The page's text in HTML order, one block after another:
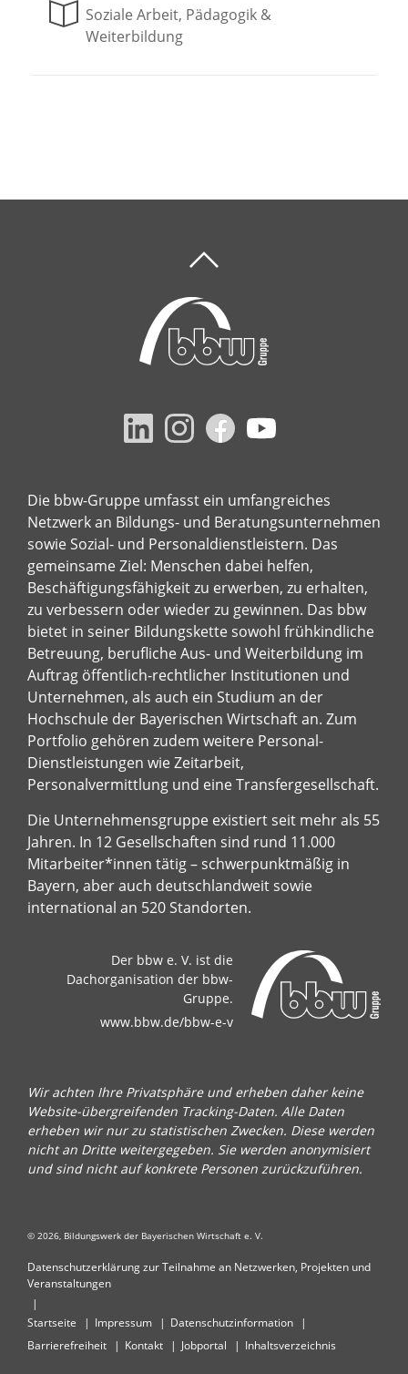
Soziale Arbeit, Pädagogik &
Weiterbildung
Die bbw-Gruppe umfasst ein umfangreiches
Netzwerk an Bildungs- und Beratungsunternehmen
sowie Sozial- und Personaldienstleistern. Das
gemeinsame Ziel: Menschen dabei helfen,
Beschäftigungsfähigkeit zu erwerben, zu erhalten,
zu verbessern oder wieder zu gewinnen. Das bbw
bietet in seiner Bildungskette sowohl frühkindliche
Betreuung, berufliche Aus- und Weiterbildung im
Auftrag öffentlich-rechtlicher Institutionen und
Unternehmen, als auch ein Studium an der
Hochschule der Bayerischen Wirtschaft an. Zum
Portfolio gehören zudem weitere Personal-
Dienstleistungen wie Zeitarbeit,
Personalvermittlung und eine Transfergesellschaft.
Die Unternehmensgruppe existiert seit mehr als 55
Jahren. In 12 Gesellschaften sind rund 11.000
Mitarbeiter*innen tätig – schwerpunktmäßig in
Bayern, aber auch deutschlandweit sowie
international an 520 Standorten.
Der bbw e. V. ist die
Dachorganisation der bbw-
Gruppe.
www.bbw.de/bbw-e-v
Wir achten Ihre Privatsphäre und erheben daher keine
Website-übergreifenden Tracking-Daten. Alle Daten
erheben wir nur zu statistischen Zwecken. Diese werden
nicht an Dritte weitergegeben. Sie werden anonymisiert
und sind nicht auf konkrete Personen zurückzuführen.
© 2026, Bildungswerk der Bayerischen Wirtschaft e. V.
Datenschutzerklärung zur Teilnahme an Netzwerken, Projekten und
Veranstaltungen
Startseite Impressum
Datenschutzinformation
Barrierefreiheit
Kontakt Jobportal Inhaltsverzeichnis